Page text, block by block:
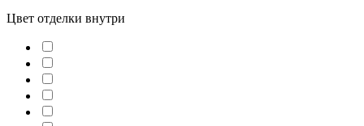
Цвет отделки внутри